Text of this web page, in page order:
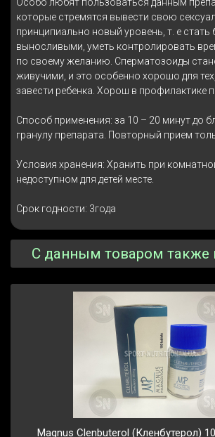
которые стремятся вывести свою
принципиально новый уровень, т. е стать
выносливыми, уметь контролировать
по своему желанию. Сперматозоиды
живучими, и это особенно хорошо для
завести ребенка. Хорош в профилактике
Способ применения: за 10 – 20 минут до
гранулу препарата. Повторный прием
Условия хранения: Хранить при
недоступном для детей месте.
Срок годности: 3года
С данным товаром также
Magnus Clenbuterol (Кленбутерол)